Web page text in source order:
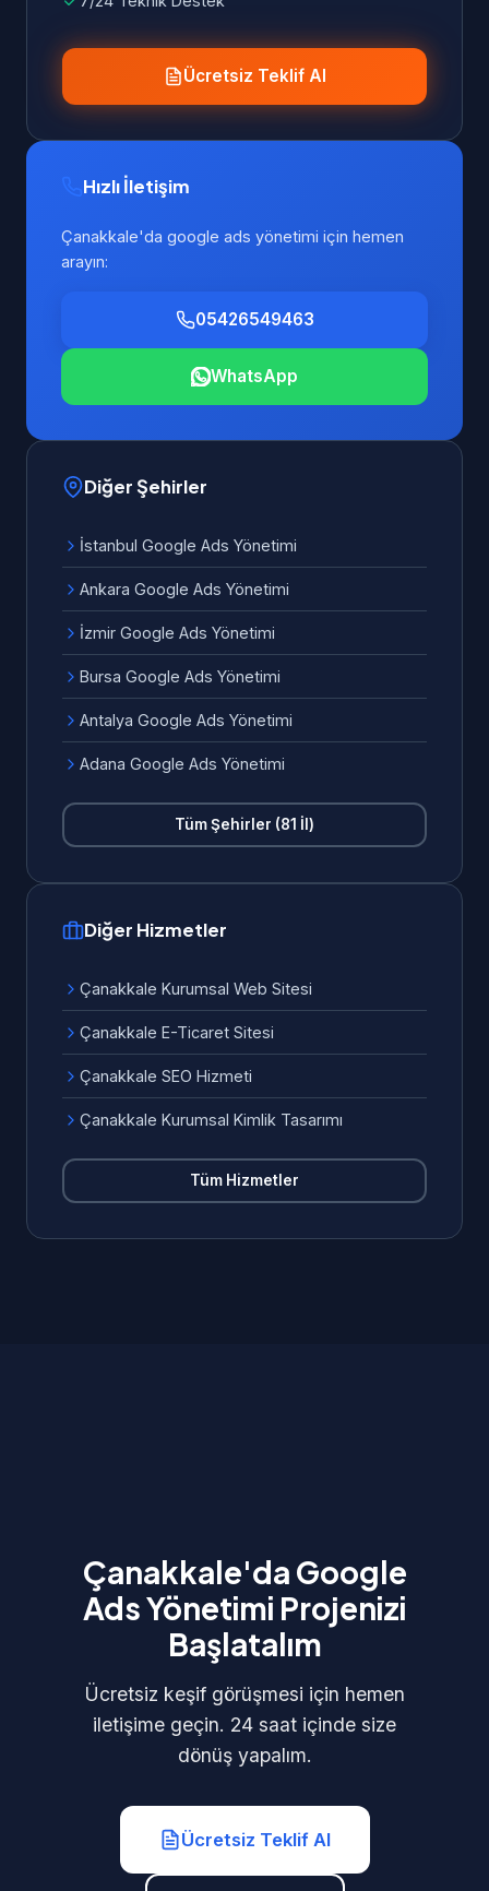
Ücretsiz Teklif Al
Hızlı İletişim
Çanakkale'da google ads yönetimi için hemen
arayın:
05426549463
WhatsApp
Diğer Şehirler
İstanbul Google Ads Yönetimi
Ankara Google Ads Yönetimi
İzmir Google Ads Yönetimi
Bursa Google Ads Yönetimi
Antalya Google Ads Yönetimi
Adana Google Ads Yönetimi
Tüm Şehirler (81 İl)
Diğer Hizmetler
Çanakkale Kurumsal Web Sitesi
Çanakkale E-Ticaret Sitesi
Çanakkale SEO Hizmeti
Çanakkale Kurumsal Kimlik Tasarımı
Tüm Hizmetler
Çanakkale'da Google
Ads Yönetimi Projenizi
Başlatalım
Ücretsiz keşif görüşmesi için hemen
iletişime geçin. 24 saat içinde size
dönüş yapalım.
Ücretsiz Teklif Al